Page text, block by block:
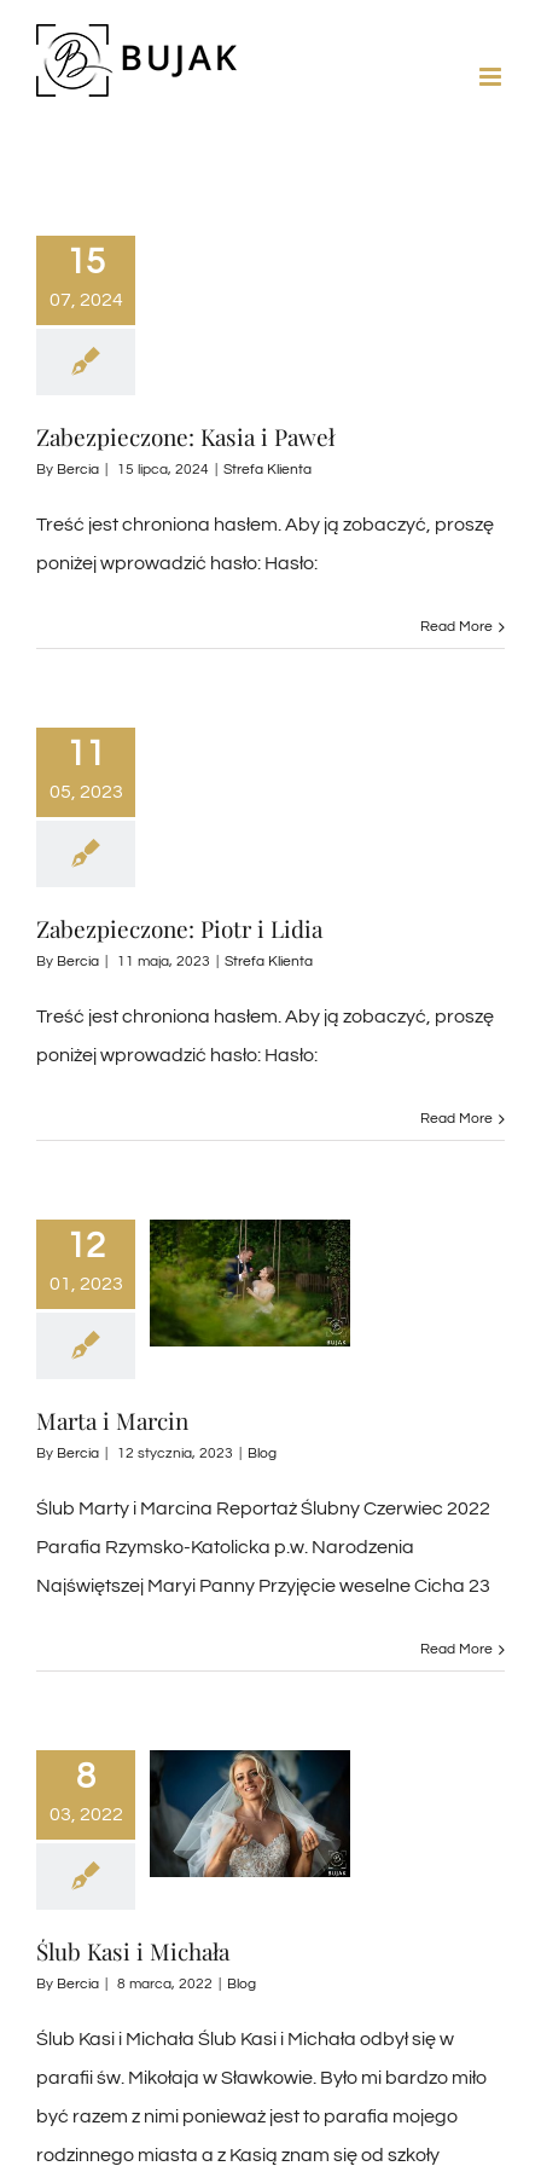
15
07, 2024
Zabezpieczone: Kasia i Paweł
By Bercia 15 lipca, 2024 Strefa Klienta
Treść jest chroniona hasłem. Aby ją zobaczyć, proszę
poniżej wprowadzić hasło: Hasło:
Read More
11
05, 2023
Zabezpieczone: Piotr i Lidia
By Bercia 11 maja, 2023 Strefa Klienta
Treść jest chroniona hasłem. Aby ją zobaczyć, proszę
poniżej wprowadzić hasło: Hasło:
Read More
12
01, 2023
Marta i Marcin
By Bercia 12 stycznia, 2023 Blog
Ślub Marty i Marcina Reportaż Ślubny Czerwiec 2022
Parafia Rzymsko-Katolicka p.w. Narodzenia
Najświętszej Maryi Panny Przyjęcie weselne Cicha 23
Read More
8
03, 2022
Ślub Kasi i Michała
By Bercia 8 marca, 2022 Blog
Ślub Kasi i Michała Ślub Kasi i Michała odbył się w
parafii św. Mikołaja w Sławkowie. Było mi bardzo miło
być razem z nimi ponieważ jest to parafia mojego
rodzinnego miasta a z Kasią znam się od szkoły